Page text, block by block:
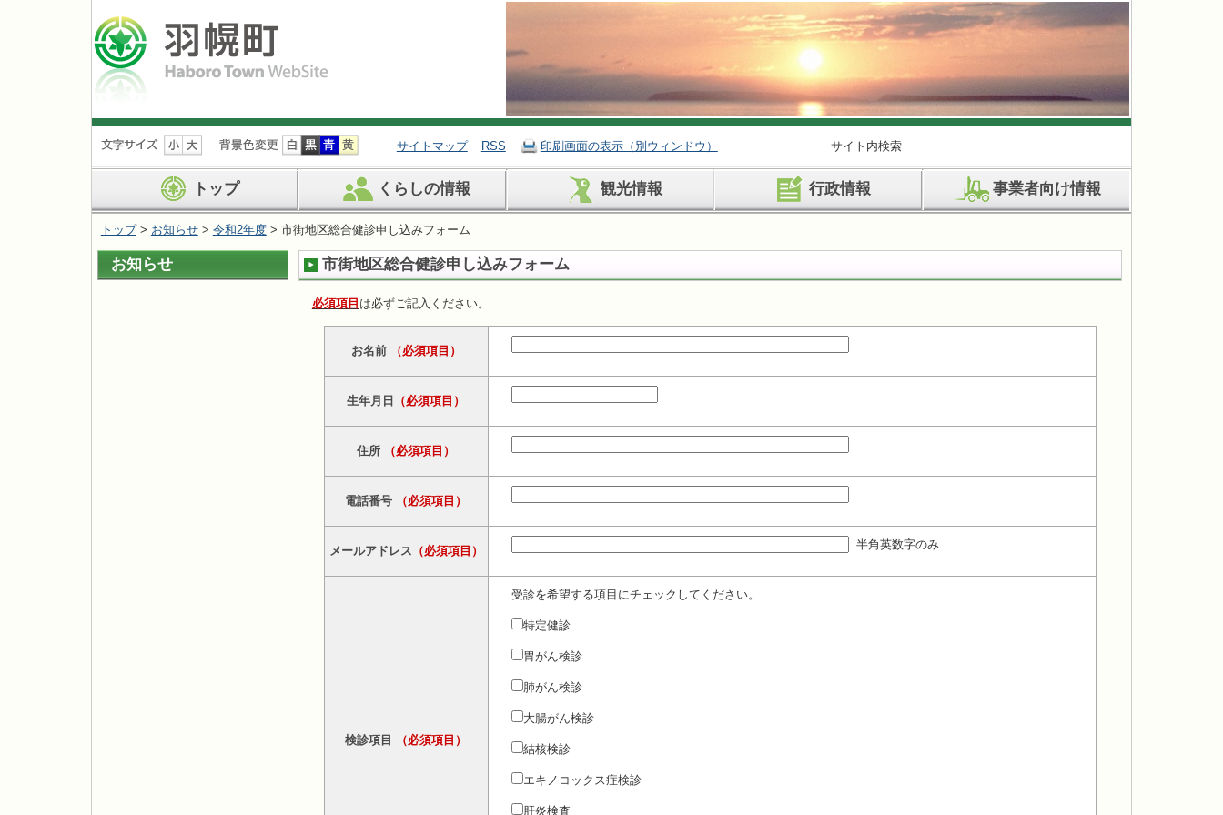
ナ
ビ
ョ
ン
を
飛
ば
サイトマップ RSS 印刷画面の表示（別ウィンドウ） サイト内検索
トップ くらしの情報 観光情報 行政情報 事業者向け情報
トップ> お知らせ> 令和2年度> 市街地区総合健診申し込みフォーム
市街地区総合健診申し込みフォーム
必須項目 は必ずご記入ください。
お名前 （必須項目）
生年月日 （必須項目）
住所 （必須項目）
電話番号 （必須項目）
メールアドレス （必須項目） 半角英数字のみ
検診項目 （必須項目）
受診を希望する項目にチェックしてください。
特定健診
胃がん検診
肺がん検診
大腸がん検診
結核検診
エキノコックス症検診
肝炎検査
お知らせ